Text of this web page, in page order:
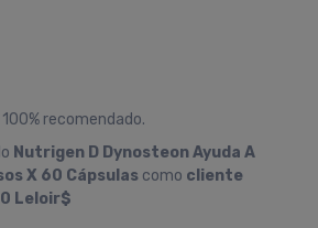
recomendado.
Nutrigen D Dynosteon Ayuda A
X 60 Cápsulas como cliente
0 Leloir$